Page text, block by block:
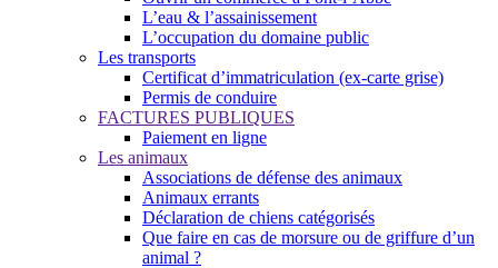
L’eau & l’assainissement
L’occupation du domaine public
Les transports
Certificat d’immatriculation (ex-carte grise)
Permis de conduire
FACTURES PUBLIQUES
Paiement en ligne
Les animaux
Associations de défense des animaux
Animaux errants
Déclaration de chiens catégorisés
Que faire en cas de morsure ou de griffure d’un
animal ?